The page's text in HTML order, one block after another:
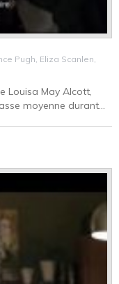
Pugh, Eliza Scanlen,
Louisa May Alcott,
moyenne durant...